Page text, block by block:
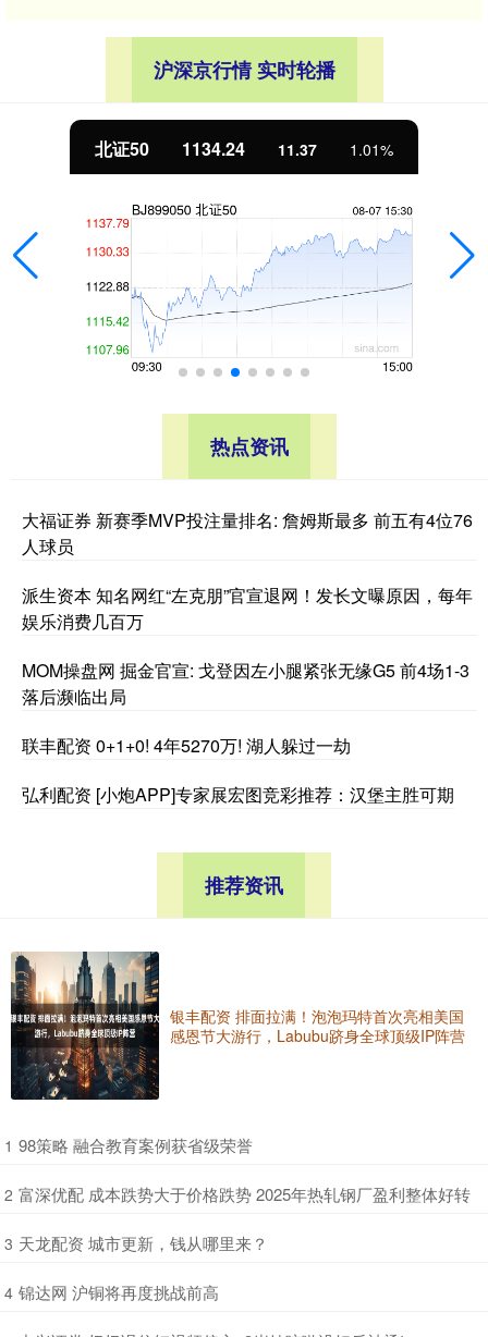
沪深京行情 实时轮播
北证50 1134.24 11.37 1.01%
热点资讯
大福证券 新赛季MVP投注量排名: 詹姆斯最多 前五有4位76
人球员
派生资本 知名网红“左克朋”官宣退网！发长文曝原因，每年
娱乐消费几百万
MOM操盘网 掘金官宣: 戈登因左小腿紧张无缘G5 前4场1-3
落后濒临出局
联丰配资 0+1+0! 4年5270万! 湖人躲过一劫
弘利配资 [小炮APP]专家展宏图竞彩推荐：汉堡主胜可期
推荐资讯
银丰配资 排面拉满！泡泡玛特首次亮相美国
感恩节大游行，Labubu跻身全球顶级IP阵营
1 ​98策略 融合教育案例获省级荣誉
2 ​富深优配 成本跌势大于价格跌势 2025年热轧钢厂盈利整体好转
3 ​天龙配资 城市更新，钱从哪里来？
4 ​锦达网 沪铜将再度挑战前高